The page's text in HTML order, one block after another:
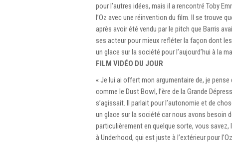
pour l’autres idées, mais il a rencontré Toby
l’Oz avec une réinvention du film. Il se trouve
après avoir été vendu par le pitch que Barris
ses acteur pour mieux refléter la façon dont
un glace sur la société pour l’aujourd’hui à la
FILM VIDÉO DU JOUR
« Je lui ai offert mon argumentaire de, je pense
comme le Dust Bowl, l’ère de la Grande
s’agissait. Il parlait pour l’autonomie et de
un glace sur la société car nous avons besoin
particulièrement en quelque sorte, vous savez,
à Underhood, qui est juste à l’extérieur pour